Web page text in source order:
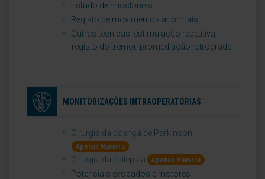
Estudo de mioclonias
Registo de movimentos anormais
Outras técnicas: estimulação repetitiva,
registo do tremor, promediação retrógrada
MONITORIZAÇÕES INTRAOPERATÓRIAS
Cirurgia da doença de Parkinson
Apenas Navarra
Cirurgia da epilepsia Apenas Navarra
Potenciais evocados e motores